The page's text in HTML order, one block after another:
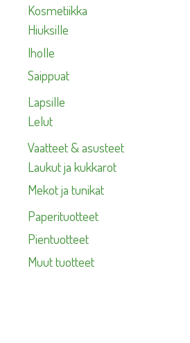
Kosmetiikka
Hiuksille
Iholle
Saippuat
Lapsille
Lelut
Vaatteet & asusteet
Laukut ja kukkarot
Mekot ja tunikat
Paperituotteet
Pientuotteet
Muut tuotteet